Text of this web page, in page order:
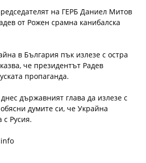
на ГЕРБ Даниел Митов
от Рожен срамна канибалска
в България пък излезе с остра
че президентът Радев
пропаганда.
държавният глава да излезе с
думите си, че Украйна
с Русия.